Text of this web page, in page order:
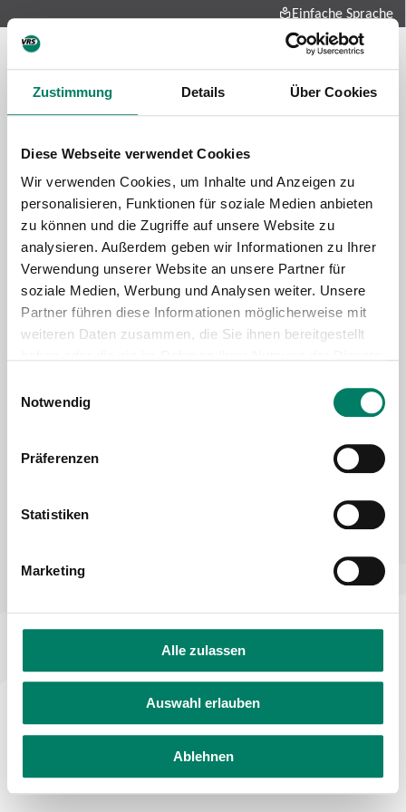
Zustimmung Details Über Cookies
Diese Webseite verwendet Cookies
Wir verwenden Cookies, um Inhalte und Anzeigen zu
personalisieren, Funktionen für soziale Medien anbieten
zu können und die Zugriffe auf unsere Website zu
analysieren. Außerdem geben wir Informationen zu Ihrer
Verwendung unserer Website an unsere Partner für
soziale Medien, Werbung und Analysen weiter. Unsere
Partner führen diese Informationen möglicherweise mit
weiteren Daten zusammen, die Sie ihnen bereitgestellt
Notwendig
Präferenzen
Statistiken
Marketing
Alle zulassen
Auswahl erlauben
Ablehnen
Einfache Sprache
Future-mobility
About us
Press and media
Career
Declaration on accessibility
Feedback on accessibility